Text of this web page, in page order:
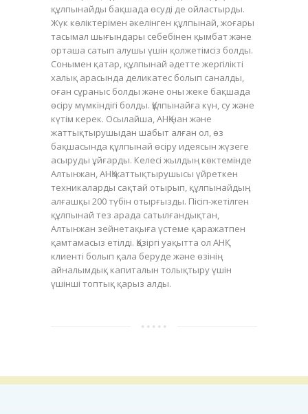
құлпынайды бақшада өсуді де ойластырды.
Жүк көліктерімен әкелінген құлпынай, жоғары
тасымал шығындары себебінен қымбат және
орташа сатып алушы үшін қолжетімсіз болды.
Сонымен қатар, құлпынай әдетте жергілікті
халық арасында деликатес болып саналды,
оған сұраныс болды және оны жеке бақшада
өсіру мүмкіндігі болды. Құлпынайға күн, су және
күтім керек. Осылайша, АНҚ-нан және
жаттықтырушыдан шабыт алған ол, өз
бақшасында құлпынай өсіру идеясын жүзеге
асыруды ұйғарды. Келесі жылдың көктемінде
Алтынжан, АНҚ жаттықтырушысы үйреткен
техникаларды сақтай отырып, құлпынайдың
алғашқы 200 түбін отырғызды. Пісіп-жетілген
құлпынай тез арада сатылғандықтан,
Алтынжан зейнетақыға үстеме қаражатпен
қамтамасыз етілді. Қазіргі уақытта ол АНҚ
клиенті болып қала беруде және өзінің
айналымдық капиталын толықтыру үшін
үшінші топтық қарыз алды.